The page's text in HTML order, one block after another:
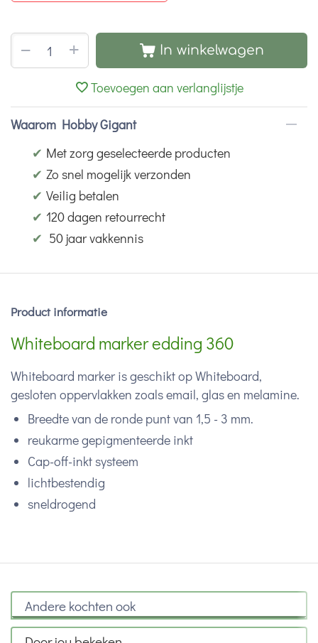
+
− In winkelwagen
Toevoegen aan verlanglijstje
Waarom Hobby Gigant
✔ Met zorg geselecteerde producten
✔ Zo snel mogelijk verzonden
✔ Veilig betalen
✔ 120 dagen retourrecht
✔ 50 jaar vakkennis
Product informatie
Whiteboard marker edding 360
Whiteboard marker is geschikt op Whiteboard,
gesloten oppervlakken zoals email, glas en melamine.
Breedte van de ronde punt van 1,5 - 3 mm.
reukarme gepigmenteerde inkt
Cap-off-inkt systeem
lichtbestendig
sneldrogend
Andere kochten ook